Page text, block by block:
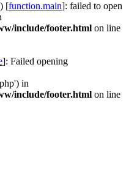
[function.main]: failed to open
include/footer.html on line
]: Failed opening
in
include/footer.html on line